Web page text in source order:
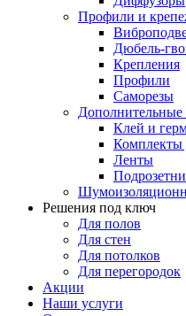
Профили и
Дюбель-
Крепления
Профили
Саморезы
Дополнительные
Клей и
Комплекты
Ленты
Решения под ключ
Для полов
Для стен
Для потолков
Для перегородок
Акции
Наши услуги